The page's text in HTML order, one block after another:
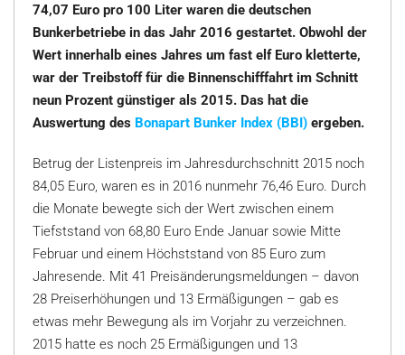
74,07 Euro pro 100 Liter waren die deutschen
Bunkerbetriebe in das Jahr 2016 gestartet. Obwohl der
Wert innerhalb eines Jahres um fast elf Euro kletterte,
war der Treibstoff für die Binnenschifffahrt im Schnitt
neun Prozent günstiger als 2015. Das hat die
Auswertung des Bonapart Bunker Index (BBI) ergeben.
Betrug der Listenpreis im Jahresdurchschnitt 2015 noch
84,05 Euro, waren es in 2016 nunmehr 76,46 Euro. Durch
die Monate bewegte sich der Wert zwischen einem
Tiefststand von 68,80 Euro Ende Januar sowie Mitte
Februar und einem Höchststand von 85 Euro zum
Jahresende. Mit 41 Preisänderungsmeldungen – davon
28 Preiserhöhungen und 13 Ermäßigungen – gab es
etwas mehr Bewegung als im Vorjahr zu verzeichnen.
2015 hatte es noch 25 Ermäßigungen und 13